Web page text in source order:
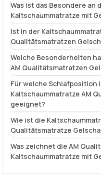
Was ist das Besondere an
Kaltschaummatratze mit
Ist in der
Qualitätsmatratzen
Welche Besonderheiten
AM Qualitätsmatratzen
Für welche Schlafposition
Kaltschaummatratze AM
geeignet?
Wie ist die
Qualitätsmatratze
Was zeichnet die AM
Kaltschaummatratze mit